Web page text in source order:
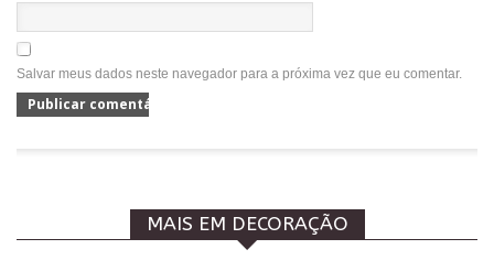
Salvar meus dados neste navegador para a próxima vez que eu comentar.
MAIS EM DECORAÇÃO